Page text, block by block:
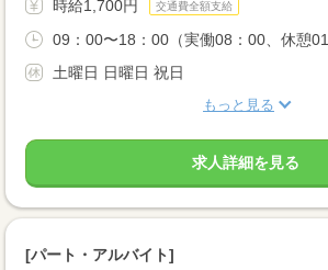
時給1,700円 交通費全額支給
09：00〜18：00（実働08：00、休憩01
土曜日 日曜日 祝日
もっと見る
求人詳細を見る
[パート・アルバイト]